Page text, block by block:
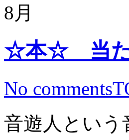
8月
☆本☆ 当た
No comments
音遊人という